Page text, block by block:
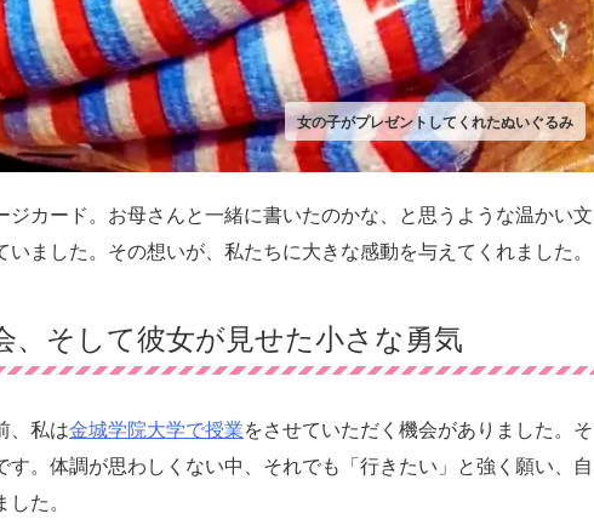
女の子がプレゼントしてくれたぬいぐるみ
カード。お母さんと一緒に書いたのかな、と思うような温かい文
ました。その想いが、私たちに大きな感動を与えてくれました。
、そして彼女が見せた小さな勇気
、私は金城学院大学で授業をさせていただく機会がありました。そ
。体調が思わしくない中、それでも「行きたい」と強く願い、自
た。